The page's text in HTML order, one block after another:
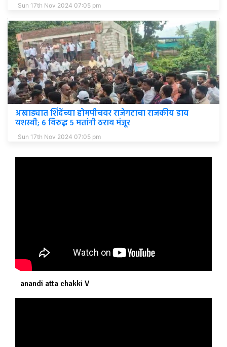
Sun 17th Nov 2024 07:05 pm
अखाड्यात शिंदेंच्या होमपीचवर राजेगटाचा राजकीय डाव
यशस्वी; ६ विरुद्ध ५ मतांनी ठराव मंजूर
Sun 17th Nov 2024 07:05 pm
anandi atta chakki V